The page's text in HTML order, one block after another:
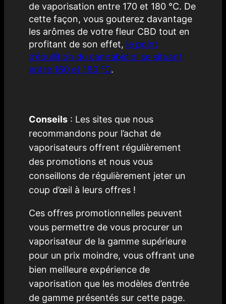
de vaporisation entre 170 et 180 °C. De
cette façon, vous gouterez davantage
les arômes de votre fleur CBD tout en
profitant de son effet, le point
d’ébullition du cannabidiol se situant
entre 160 et 180 °C.
Conseils : Les sites que nous
recommandons pour l’achat de
vaporisateurs offrent régulièrement
des promotions et nous vous
conseillons de régulièrement jeter un
coup d’œil à leurs offres !
Ces offres promotionnelles peuvent
vous permettre de vous procurer un
vaporisateur de la gamme supérieure
pour un prix moindre, vous offrant une
bien meilleure expérience de
vaporisation que les modèles d’entrée
de gamme présentés sur cette page.